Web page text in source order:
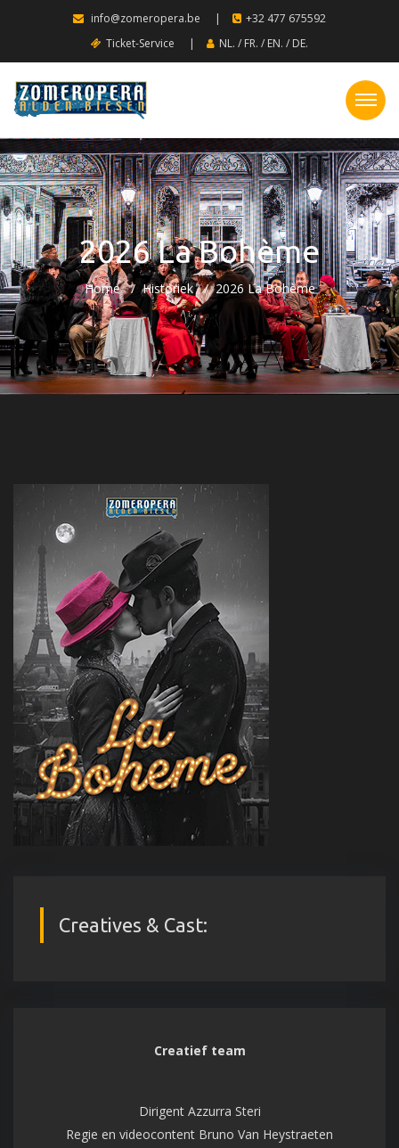
info@zomeropera.be |
+32 477 675592
Ticket-Service
| NL. / FR. / EN. / DE.
2026 La Bohème
Home Historiek 2026 La Bohème
Creatives & Cast:
Creatief team
Dirigent Azzurra Steri
Regie en videocontent Bruno Van Heystraeten